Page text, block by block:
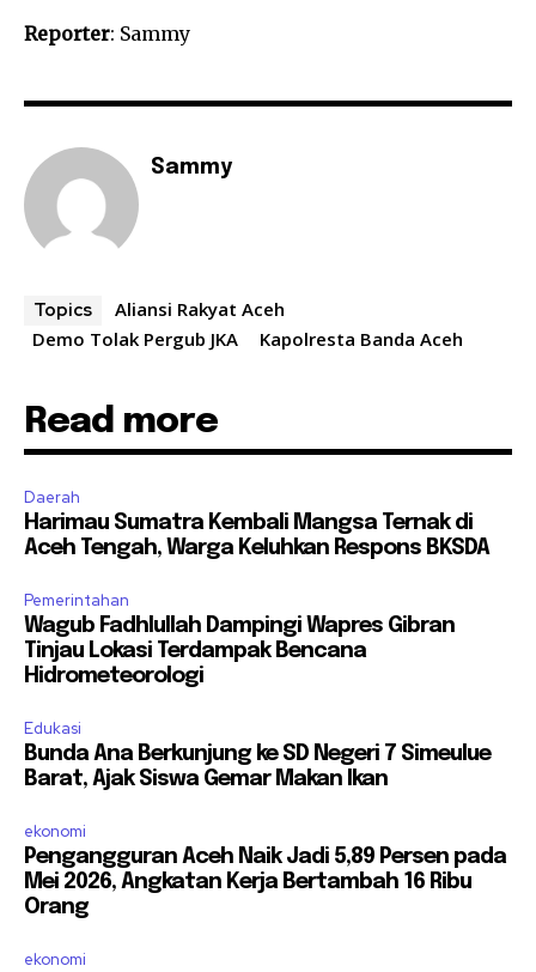
Reporter: Sammy
Sammy
Topics
Aliansi Rakyat Aceh
Demo Tolak Pergub JKA
Kapolresta Banda Aceh
Read more
Daerah
Harimau Sumatra Kembali Mangsa Ternak di
Aceh Tengah, Warga Keluhkan Respons BKSDA
Pemerintahan
Wagub Fadhlullah Dampingi Wapres Gibran
Tinjau Lokasi Terdampak Bencana
Hidrometeorologi
Edukasi
Bunda Ana Berkunjung ke SD Negeri 7 Simeulue
Barat, Ajak Siswa Gemar Makan Ikan
ekonomi
Pengangguran Aceh Naik Jadi 5,89 Persen pada
Mei 2026, Angkatan Kerja Bertambah 16 Ribu
Orang
ekonomi